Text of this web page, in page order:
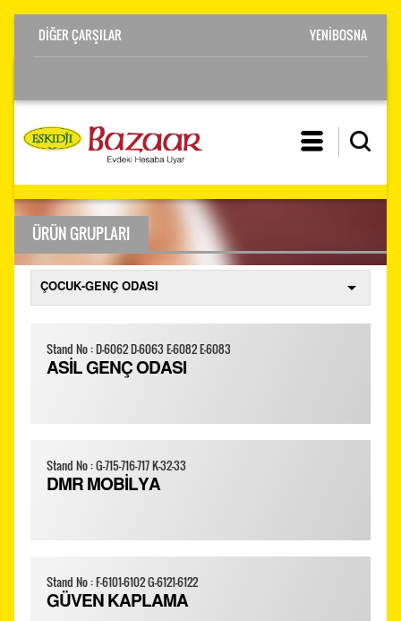
YENİBOSNA
ÜRÜN GRUPLARI
Stand No : D-6062 D-6063 E-6082 E-6083
ASİL GENÇ ODASI
Stand No : G-715-716-717 K-32-33
DMR MOBİLYA
Stand No : F-6101-6102 G-6121-6122
GÜVEN KAPLAMA